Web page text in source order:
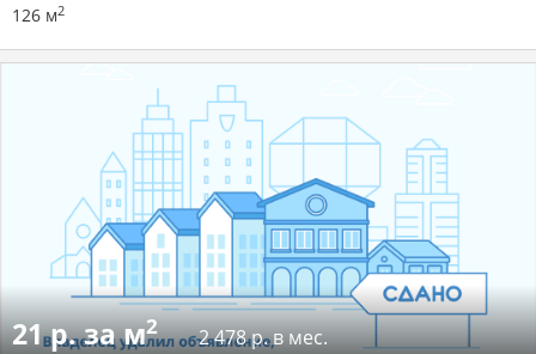
126 м2
21 р. за м2 2 478 р. в мес.